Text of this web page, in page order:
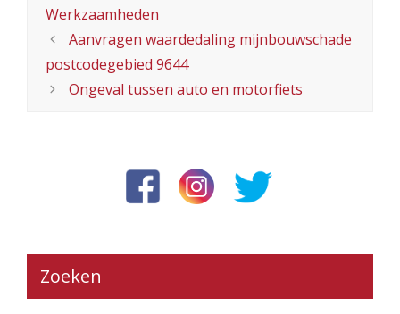
Werkzaamheden
Aanvragen waardedaling mijnbouwschade
postcodegebied 9644
Ongeval tussen auto en motorfiets
Zoeken